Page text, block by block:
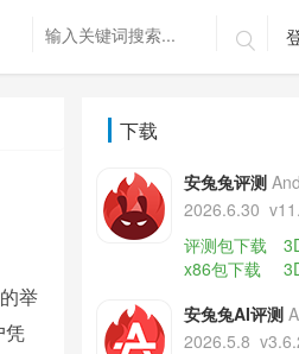

举
凭
下载
安兔兔评测
2026.6.30
评测包下载
x86包下载
安兔兔AI评测
2026.5.8